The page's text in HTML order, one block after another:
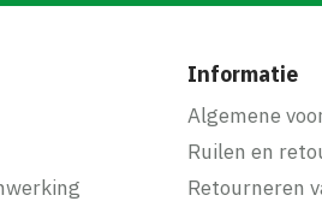
Informatie
Algemene
Ruilen en
Retourneren